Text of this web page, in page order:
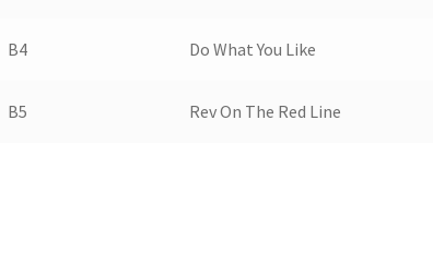
B4 Do What You Like
B5 Rev On The Red Line